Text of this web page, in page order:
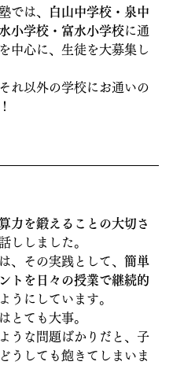
では、
白山中学校・泉中
小学校・富水小学校に通
中心に、生徒を大募集し
れ以外の学校にお通いの
力を鍛えることの大切さ
ししました。
、その実践として、 簡単
トを日々の授業で継続的
ようにしています。
とても大事。
うな問題ばかりだと、子
うしても飽きてしまいま